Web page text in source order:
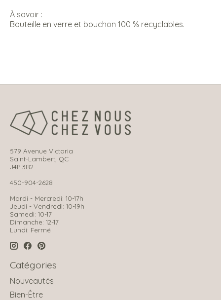
À savoir :
Bouteille en verre et bouchon 100 % recyclables.
579 Avenue Victoria
Saint-Lambert, QC
J4P 3R2
450-904-2628
Mardi - Mercredi: 10-17h
Jeudi - Vendredi: 10-19h
Samedi: 10-17
Dimanche: 12-17
Lundi: Fermé
Catégories
Nouveautés
Bien-Être